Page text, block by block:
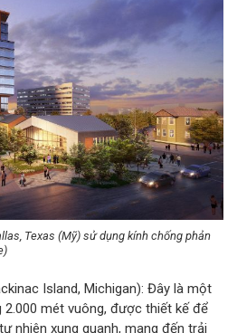
Texas (Mỹ) sử dụng kính chống phản
Island, Michigan): Đây là một
mét vuông, được thiết kế để
nhiên xung quanh, mang đến trải